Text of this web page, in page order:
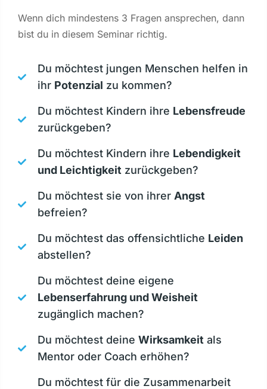
Wenn dich mindestens 3 Fragen ansprechen, dann
bist du in diesem Seminar richtig.
Du möchtest jungen Menschen helfen in
ihr Potenzial zu kommen?
Du möchtest Kindern ihre Lebensfreude
zurückgeben?
Du möchtest Kindern ihre Lebendigkeit
und Leichtigkeit zurückgeben?
Du möchtest sie von ihrer Angst
befreien?
Du möchtest das offensichtliche Leiden
abstellen?
Du möchtest deine eigene
Lebenserfahrung und Weisheit
zugänglich machen?
Du möchtest deine Wirksamkeit als
Mentor oder Coach erhöhen?
Du möchtest für die Zusammenarbeit